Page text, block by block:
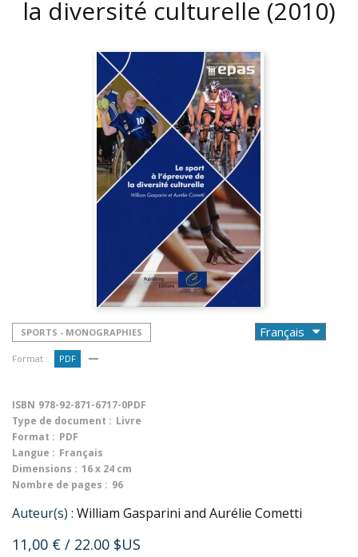
la diversité culturelle (2010)
SPORTS - MONOGRAPHIES
Format : PDF
ISBN 978-92-871-6717-0PDF
Type de document : Livre
Format : PDF
Langue : Français
Dimensions : 16 x 24 cm
Nombre de pages : 96
Auteur(s) : William Gasparini and Aurélie Cometti
11,00 € / 22.00 $US